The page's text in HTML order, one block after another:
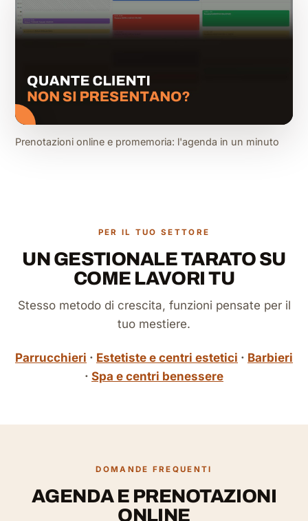
Prenotazioni online e promemoria: l'agenda in un minuto
PER IL TUO SETTORE
UN GESTIONALE TARATO SU
COME LAVORI TU
Stesso metodo di crescita, funzioni pensate per il
tuo mestiere.
Parrucchieri · Estetiste e centri estetici · Barbieri
· Spa e centri benessere
DOMANDE FREQUENTI
AGENDA E PRENOTAZIONI
ONLINE